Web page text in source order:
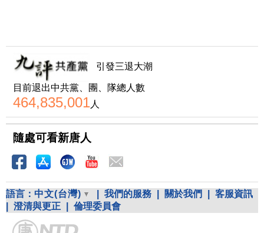
引發三退大潮
目前退出中共黨、團、隊總人數
464,835,001人
隨處可看新唐人
語言： 中文(台灣) 我們的服務 關於我們
客服資訊
澄清與更正 倫理委員會